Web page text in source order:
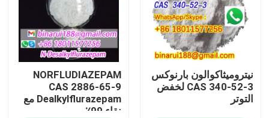
فيديوهات
معلومات عنا
جولة في المعمل
نيتروميثاكوالون بارنوكس
CAS 340-52-3 لخفض
التوتر
NORFLUDIAZEPAM
CAS 2886-65-9
Dealkylflurazepam مع
نقاء 99٪